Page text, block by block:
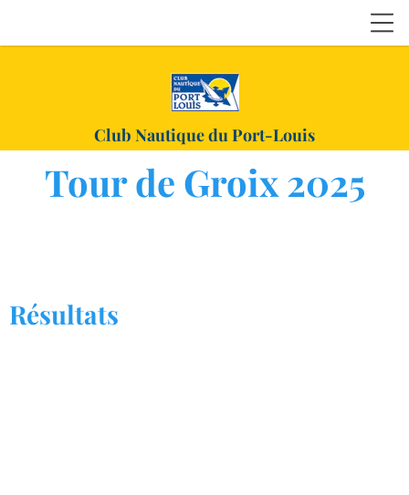
Club Nautique du Port-Louis
Tour de Groix 2025
Résultats